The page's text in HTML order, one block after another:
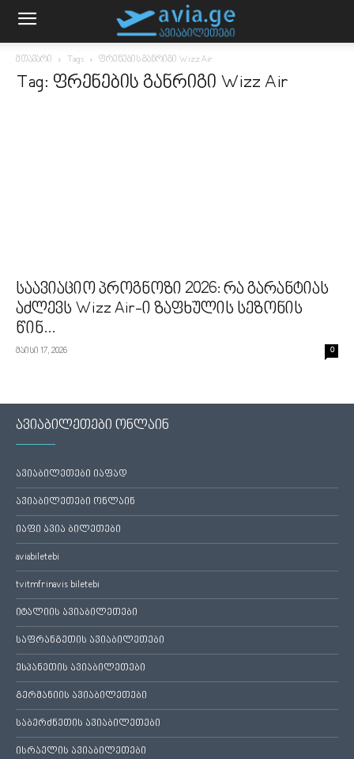
მთავარი Tags ფრენების განრიგი Wizz Air
Tag: ფრენების განრიგი Wizz Air
საავიაციო პროგნოზი 2026: რა გარანტიას
აძლევს Wizz Air-ი ზაფხულის სეზონის
წინ...
მაისი 17, 2026 0
ავიაბილეთები ონლაინ
ავიაბილეთები იაფად
ავიაბილეთები ონლაინ
იაფი ავია ბილეთები
aviabiletebi
tvitmfrinavis biletebi
იტალიის ავიაბილეთები
საფრანგეთის ავიაბილეთები
ესპანეთის ავიაბილეთები
გერმანიის ავიაბილეთები
საბერძნეთის ავიაბილეთები
ისრაელის ავიაბილეთები